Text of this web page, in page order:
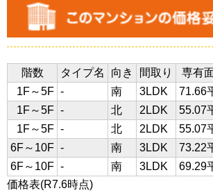
階数 タイプ名 向き 間取り 専有
1F～5F - 南 3LDK 71.66
1F～5F - 北 2LDK 55.07
1F～5F - 北 2LDK 55.07
6F～10F - 南 3LDK 73.22
6F～10F - 南 3LDK 69.29
価格表(R7.6時点)